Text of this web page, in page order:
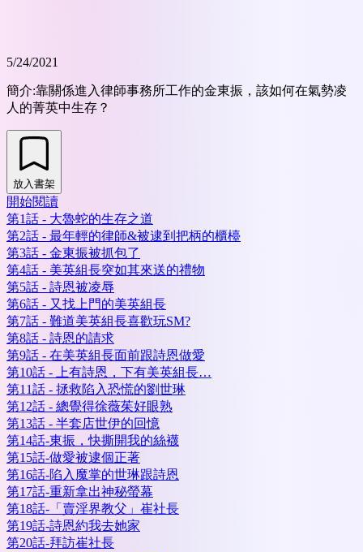
5/24/2021
簡介:靠關係進入律師事務所工作的金東振，該如何在氣勢凌
人的菁英中生存？
放入書架
開始閱讀
第1話 - 大魯蛇的生存之道
第2話 - 最年輕的律師&被逮到把柄的櫃檯
第3話 - 金東振被抓包了
第4話 - 美英組長突如其來送的禮物
第5話 - 詩恩被凌辱
第6話 - 又找上門的美英組長
第7話 - 難道美英組長喜歡玩SM?
第8話 - 詩恩的請求
第9話 - 在美英組長面前跟詩恩做愛
第10話 - 上有詩恩，下有美英組長…
第11話 - 拯救陷入恐慌的劉世琳
第12話 - 總覺得徐薇茱好眼熟
第13話 - 半套店世伊的回憶
第14話-東振，快撕開我的絲襪
第15話-做愛被逮個正著
第16話-陷入魔掌的世琳跟詩恩
第17話-重新拿出神秘螢幕
第18話-「賣淫界教父」崔社長
第19話-詩恩約我去她家
第20話-拜訪崔社長